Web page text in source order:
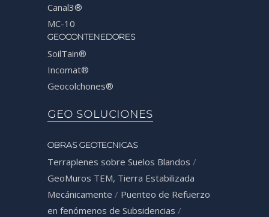
Canal3®
MC-10
GEOCONTENEDORES
SoilTain®
Incomat®
Geocolchones®
GEO SOLUCIONES
OBRAS GEOTECNICAS
Terraplenes sobre Suelos Blandos /
GeoMuros TEM, Tierra Estabilizada
Mecánicamente / Puenteo de Refuerzo
en fenómenos de Subsidencias /